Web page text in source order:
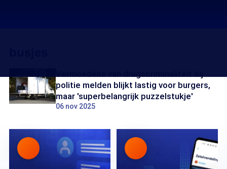
politie melden blijkt lastig voor burgers,
maar 'superbelangrijk puzzelstukje'
06 nov 2025